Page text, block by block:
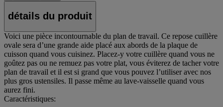
détails du produit
Voici une pièce incontournable du plan de travail. Ce repose cuillère
ovale sera d’une grande aide placé aux abords de la plaque de
cuisson quand vous cuisinez. Placez-y votre cuillère quand vous ne
goûtez pas ou ne remuez pas votre plat, vous éviterez de tacher votre
plan de travail et il est si grand que vous pouvez l’utiliser avec nos
plus gros ustensiles. Il passe même au lave-vaisselle quand vous
aurez fini.
Caractéristiques: